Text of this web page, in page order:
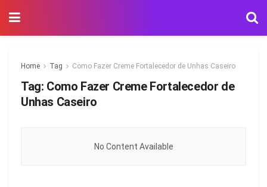
Home Tag Como Fazer Creme Fortalecedor de Unhas Caseiro
Tag: Como Fazer Creme Fortalecedor de
Unhas Caseiro
No Content Available